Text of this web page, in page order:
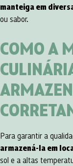
manteiga em
ou sabor.
COMO A
Para garantir a
armazená-la em
sol e a altas